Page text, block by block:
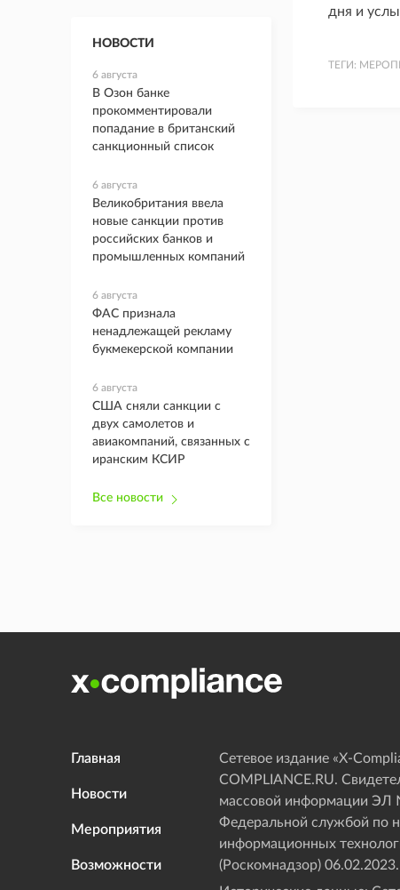
НОВОСТИ
6 августа
В Озон банке
прокомментировали
попадание в британский
санкционный список
6 августа
Великобритания ввела
новые санкции против
российских банков и
промышленных компаний
6 августа
ФАС признала
ненадлежащей рекламу
букмекерской компании
6 августа
США сняли санкции с
двух самолетов и
авиакомпаний, связанных с
иранским КСИР
Все новости
дня и
ТЕГИ:
Главная
Новости
Мероприятия
Возможности
Сетевое издание «Х-
COMPLIANCE.RU.
массовой информации
Федеральной службой по
информационных
(Роскомнадзор) 06.02.2023.